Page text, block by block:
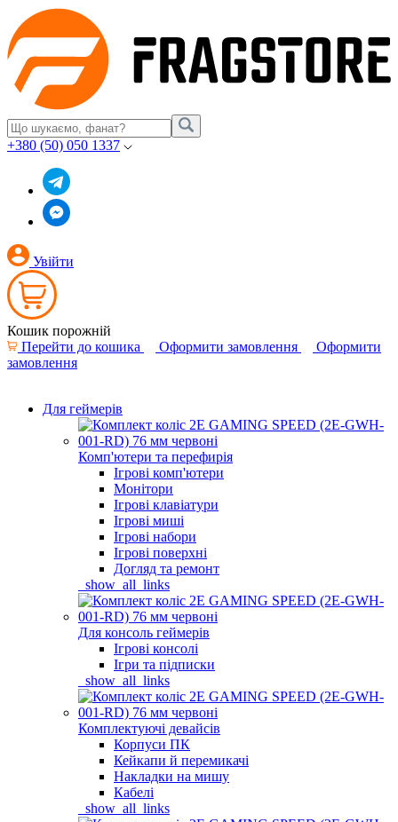
+380 (50) 050 1337
Увійти
Кошик порожній
Перейти до кошика
Оформити замовлення
Оформити
замовлення
Для геймерів
Комп'ютери та перефирія
Ігрові комп'ютери
Монітори
Ігрові клавіатури
Ігрові миші
Ігрові набори
Ігрові поверхні
Догляд та ремонт
_show_all_links
Для консоль геймерів
Ігрові консолі
Ігри та підписки
_show_all_links
Комплектуючі девайсів
Корпуси ПК
Кейкапи й перемикачі
Накладки на мишу
Кабелі
_show_all_links